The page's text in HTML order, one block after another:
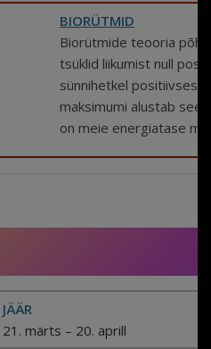
BIORÜTMID
Biorütmide teooria
tsüklid liikumist null
sünnihetkel positiivses
maksimumi alustab see
on meie energiatase
JÄÄR
21. märts – 20. aprill